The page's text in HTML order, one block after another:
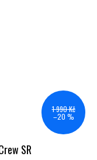
1 990 Kč
–20 %
SR